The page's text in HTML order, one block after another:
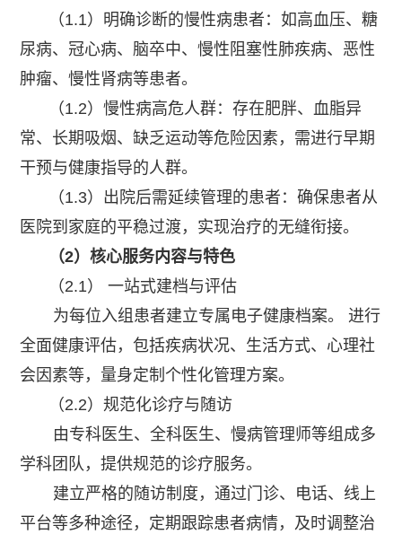
（1.1）明确诊断的慢性病患者：如高血压、糖
尿病、冠心病、脑卒中、慢性阻塞性肺疾病、恶性
肿瘤、慢性肾病等患者。
（1.2）慢性病高危人群：存在肥胖、血脂异
常、长期吸烟、缺乏运动等危险因素，需进行早期
干预与健康指导的人群。
（1.3）出院后需延续管理的患者：确保患者从
医院到家庭的平稳过渡，实现治疗的无缝衔接。
（2）核心服务内容与特色
（2.1） 一站式建档与评估
为每位入组患者建立专属电子健康档案。 进行
全面健康评估，包括疾病状况、生活方式、心理社
会因素等，量身定制个性化管理方案。
（2.2）规范化诊疗与随访
由专科医生、全科医生、慢病管理师等组成多
学科团队，提供规范的诊疗服务。
建立严格的随访制度，通过门诊、电话、线上
平台等多种途径，定期跟踪患者病情，及时调整治